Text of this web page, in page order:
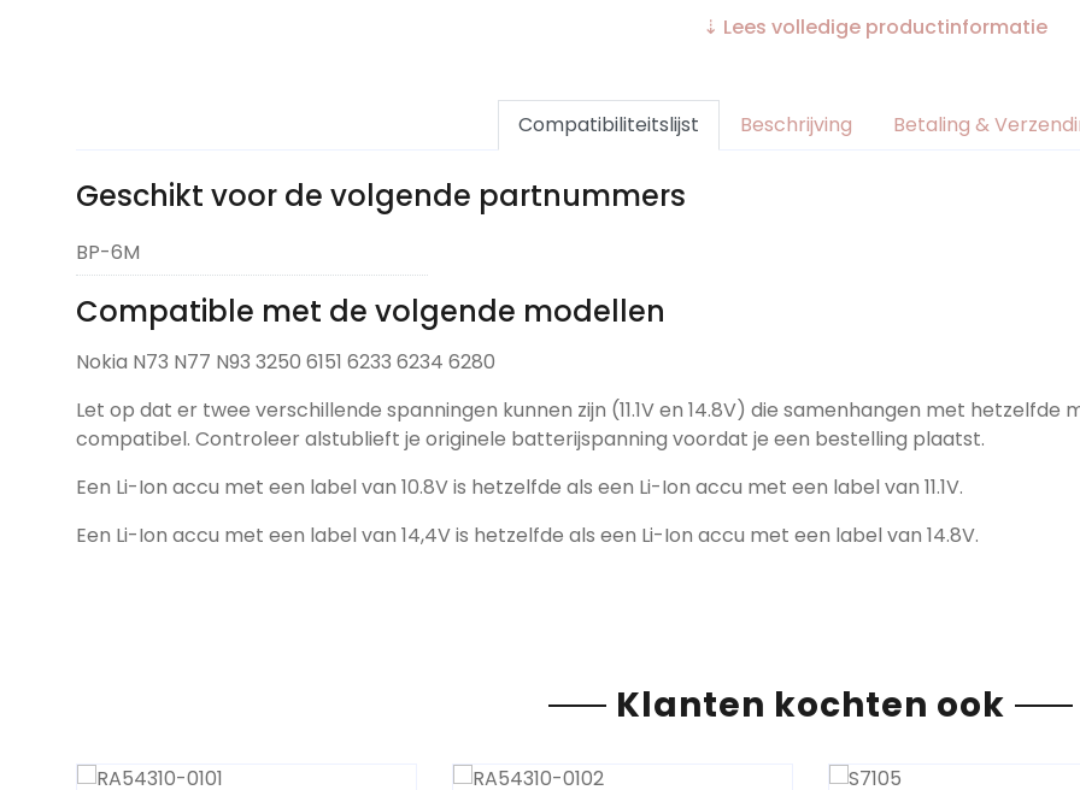
⇣ Lees volledige productinformatie
Compatibiliteitslijst Beschrijving Betaling &
Geschikt voor de volgende partnummers
BP-6M
Compatible met de volgende modellen
Nokia N73 N77 N93 3250 6151 6233 6234 6280
Let op dat er twee verschillende spanningen kunnen zijn (11.1V en 14.8V) die samenhangen met
compatibel. Controleer alstublieft je originele batterijspanning voordat je een bestelling plaatst.
Een Li-Ion accu met een label van 10.8V is hetzelfde als een Li-Ion accu met een label van 11.1V.
Een Li-Ion accu met een label van 14,4V is hetzelfde als een Li-Ion accu met een label van 14.8V.
Klanten kochten ook